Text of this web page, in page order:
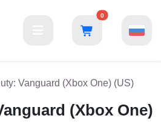
0
Vanguard (Xbox One) (US)
(Xbox One)